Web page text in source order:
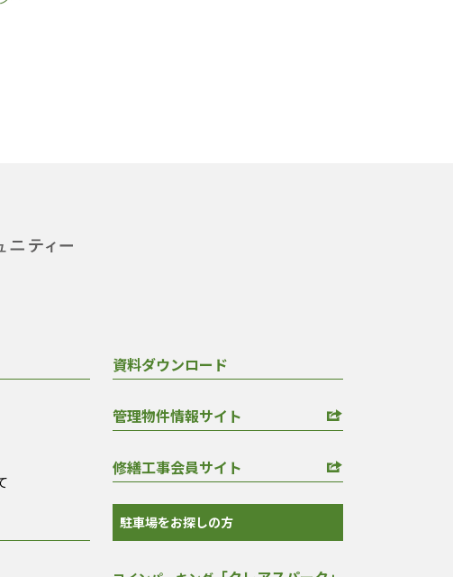
資料ダウンロード
管理物件情報サイト
修繕工事会員サイト
駐車場をお探しの方